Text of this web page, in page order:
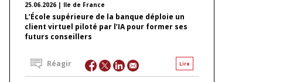
25.06.2026 | Ile de France
L’École supérieure de la banque déploie un
client virtuel piloté par l’IA pour former ses
futurs conseillers
Lire
Réagir